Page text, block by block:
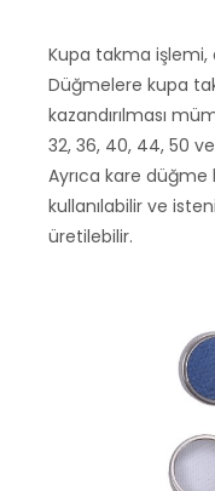
Kupa takma işlemi,
Düğmelere kupa
kazandırılması
32, 36, 40, 44, 50
Ayrıca kare
kullanılabilir ve
üretilebilir.